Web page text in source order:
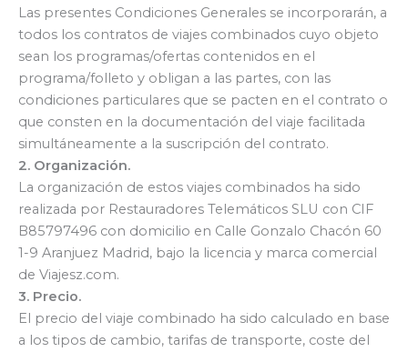
Las presentes Condiciones Generales se incorporarán, a
todos los contratos de viajes combinados cuyo objeto
sean los programas/ofertas contenidos en el
programa/folleto y obligan a las partes, con las
condiciones particulares que se pacten en el contrato o
que consten en la documentación del viaje facilitada
simultáneamente a la suscripción del contrato.
2. Organización.
La organización de estos viajes combinados ha sido
realizada por Restauradores Telemáticos SLU con CIF
B85797496 con domicilio en Calle Gonzalo Chacón 60
1-9 Aranjuez Madrid, bajo la licencia y marca comercial
de Viajesz.com.
3. Precio.
El precio del viaje combinado ha sido calculado en base
a los tipos de cambio, tarifas de transporte, coste del